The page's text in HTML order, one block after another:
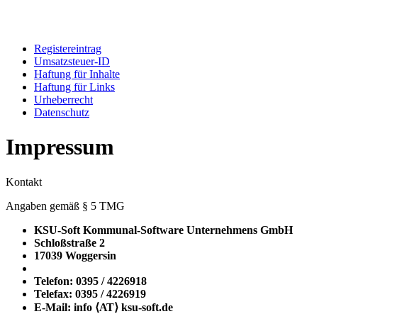
Registereintrag
Umsatzsteuer-ID
Haftung für Inhalte
Haftung für Links
Urheberrecht
Datenschutz
Impressum
Kontakt
Angaben gemäß § 5 TMG
KSU-Soft Kommunal-Software Unternehmens GmbH
Schloßstraße 2
17039 Woggersin
Telefon: 0395 / 4226918
Telefax: 0395 / 4226919
E-Mail: info ⟨ΑΤ⟩ ksu-soft.de